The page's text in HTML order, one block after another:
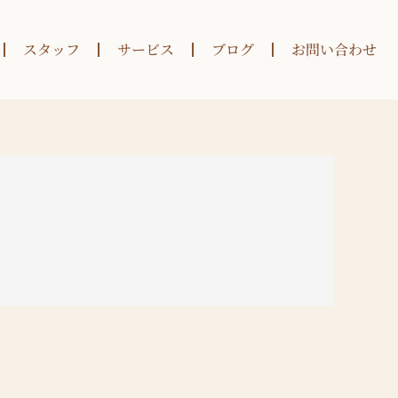
スタッフ サービス ブログ お問い合わせ